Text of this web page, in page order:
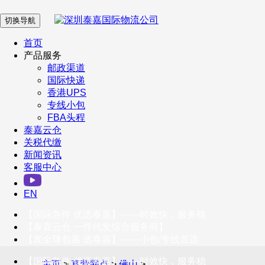
在 线 客 服
企业微信
订阅号
客户服务热线
400-098-5699
联系我们
切换导航
首页
产品服务
邮政渠道
国际快递
香港UPS
专线小包
FBA头程
泰嘉云仓
关税代缴
新闻资讯
客服中心
EN
【国际急件 优选泰嘉】——时效快，服务稳